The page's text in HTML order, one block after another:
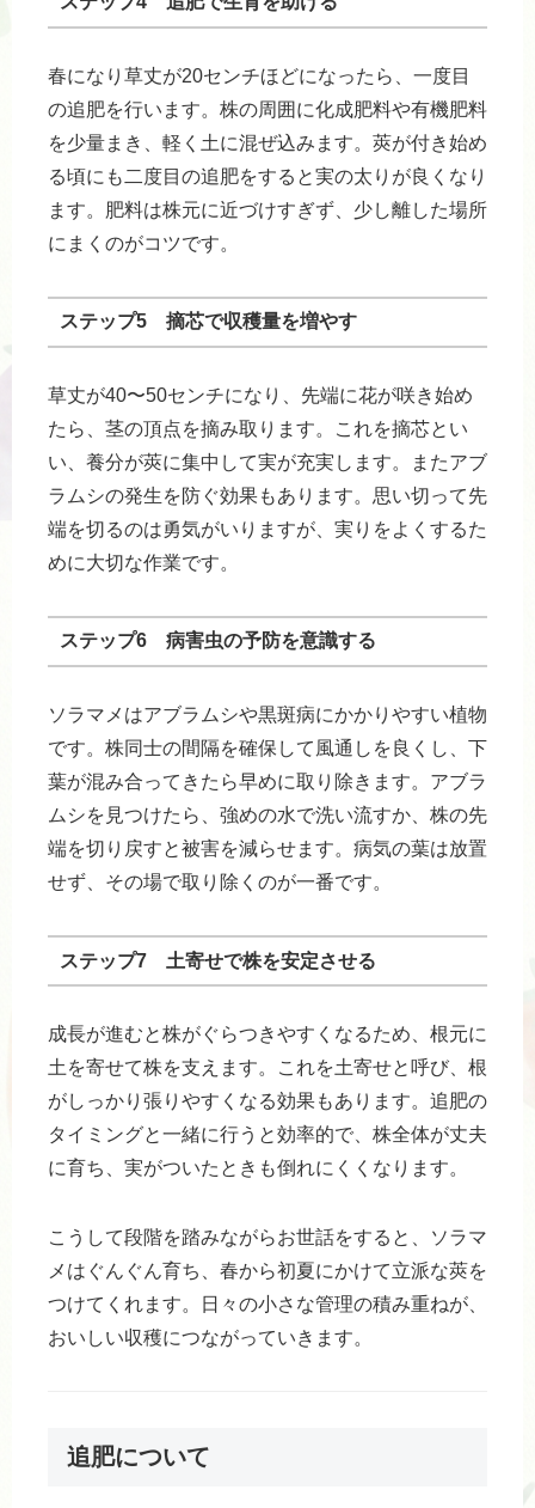
春になり草丈が20センチほどになったら、一度目
の追肥を行います。株の周囲に化成肥料や有機肥料
を少量まき、軽く土に混ぜ込みます。莢が付き始め
る頃にも二度目の追肥をすると実の太りが良くなり
ます。肥料は株元に近づけすぎず、少し離した場所
にまくのがコツです。
ステップ5 摘芯で収穫量を増やす
草丈が40〜50センチになり、先端に花が咲き始め
たら、茎の頂点を摘み取ります。これを摘芯とい
い、養分が莢に集中して実が充実します。またアブ
ラムシの発生を防ぐ効果もあります。思い切って先
端を切るのは勇気がいりますが、実りをよくするた
めに大切な作業です。
ステップ6 病害虫の予防を意識する
ソラマメはアブラムシや黒斑病にかかりやすい植物
です。株同士の間隔を確保して風通しを良くし、下
葉が混み合ってきたら早めに取り除きます。アブラ
ムシを見つけたら、強めの水で洗い流すか、株の先
端を切り戻すと被害を減らせます。病気の葉は放置
せず、その場で取り除くのが一番です。
ステップ7 土寄せで株を安定させる
成長が進むと株がぐらつきやすくなるため、根元に
土を寄せて株を支えます。これを土寄せと呼び、根
がしっかり張りやすくなる効果もあります。追肥の
タイミングと一緒に行うと効率的で、株全体が丈夫
に育ち、実がついたときも倒れにくくなります。
こうして段階を踏みながらお世話をすると、ソラマ
メはぐんぐん育ち、春から初夏にかけて立派な莢を
つけてくれます。日々の小さな管理の積み重ねが、
おいしい収穫につながっていきます。
追肥について